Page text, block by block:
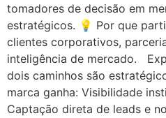
tomadores de decisão em
estratégicos. 💡 Por que
clientes corporativos,
inteligência de mercado.
dois caminhos são
marca ganha: Visibilidade
Captação direta de leads e